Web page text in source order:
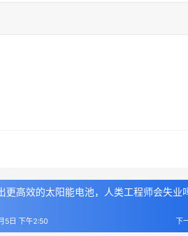
更高效的太阳能电池，人类工程师会失业
下
5日 下午2:50